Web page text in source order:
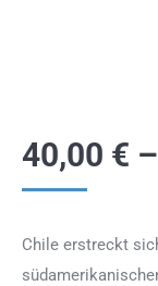
40,00 € –
Chile erstreckt